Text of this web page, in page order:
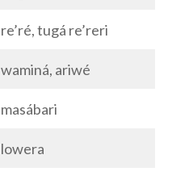
re’ré, tugá re’reri
waminá, ariwé
masábari
lowera